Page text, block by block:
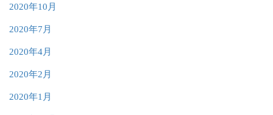
2020年10月
2020年7月
2020年4月
2020年2月
2020年1月